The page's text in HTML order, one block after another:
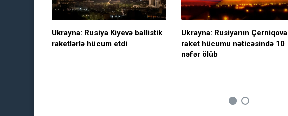
Ukrayna: Rusiya Kiyevə ballistik
raketlərlə hücum etdi
Ukrayna: Rusiyanın Çerniqova
raket hücumu nəticəsində 10
nəfər ölüb